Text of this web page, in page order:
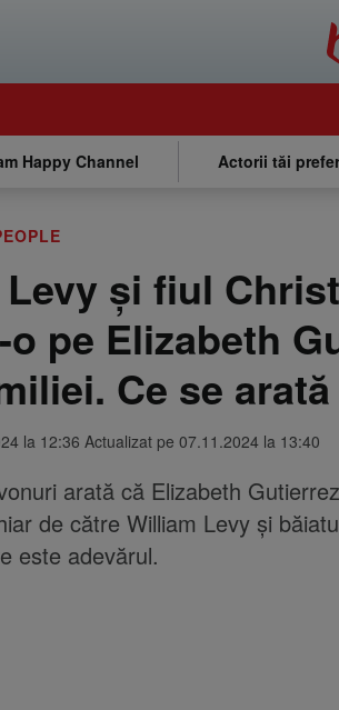
Happy Channel Actorii tăi
și fiul
pe Elizabeth
Ce se
la 12:36 Actualizat pe 07.11.2024 la 13:40
arată că Elizabeth
de către William Levy și
este adevărul.